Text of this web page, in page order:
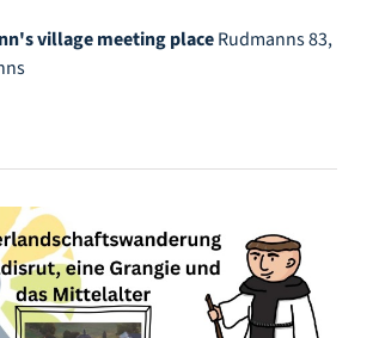
village meeting placeRudmanns 83,